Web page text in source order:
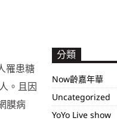
罹患糖
。且因
膜病
分類
Now齡嘉年華
Uncategorized
YoYo Live show